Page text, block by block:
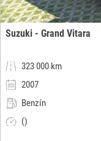
Suzuki - Grand Vitara
323 000 km
2007
Benzín
()